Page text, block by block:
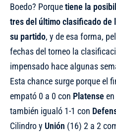
Boedo? Porquetiene la
tres del último clasificado de
su partido, y de esa forma,
fechas del torneo la
impensado hace algunas
Esta chance surge porque el
empató 0 a 0 con Platense
también igualó 1-1 con
Cilindro y Unión (16) 2 a 2